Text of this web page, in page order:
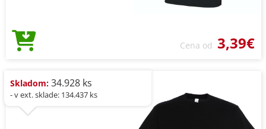
Cena od 3,39€
Skladom: 34.928 ks
- v ext. sklade: 134.437 ks